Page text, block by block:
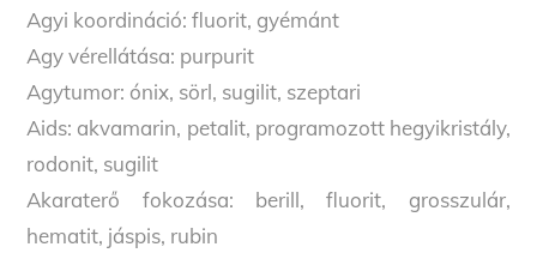
Agyi koordináció: fluorit, gyémánt
Agy vérellátása: purpurit
Agytumor: ónix, sörl, sugilit, szeptari
Aids: akvamarin, petalit, programozott hegyikristály,
rodonit, sugilit
Akaraterő fokozása: berill, fluorit, grosszulár,
hematit, jáspis, rubin